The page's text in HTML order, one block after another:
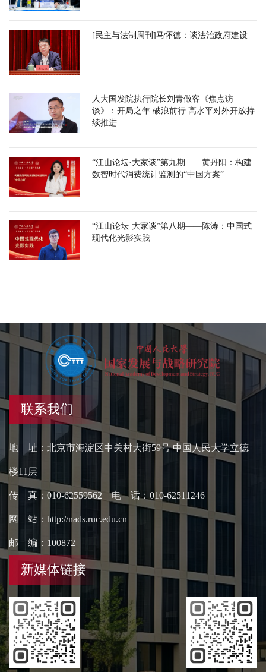
[民主与法制周刊]马怀德：谈法治政府建设
人大国发院执行院长刘青做客《焦点访
谈》：开局之年 破浪前行 高水平对外开放持
续推进
“江山论坛·大家谈”第九期——黄丹阳：构建
数智时代消费统计监测的“中国方案”
“江山论坛·大家谈”第八期——陈涛：中国式
现代化光影实践
联系我们
地 址：北京市海淀区中关村大街59号 中国人民大学立德
楼11层
传 真：010-62559562 电 话：010-62511246
网 站：http://nads.ruc.edu.cn
邮 编：100872
新媒体链接